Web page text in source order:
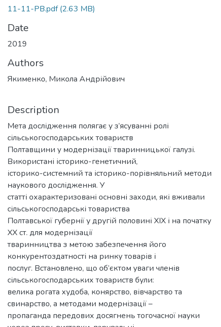
11-11-PB.pdf(2.63 MB)
Date
2019
Authors
Якименко, Микола Андрійович
Description
Мета дослідження полягає у з’ясуванні ролі
сільськогосподарських товариств
Полтавщини у модернізації тваринницької галузі.
Використані історико-генетичний,
історико-системний та історико-порівняльний методи
наукового дослідження. У
статті охарактеризовані основні заходи, які вживали
сільськогосподарські товариства
Полтавської губернії у другій половині ХІХ і на початку
ХХ ст. для модернізації
тваринництва з метою забезпечення його
конкурентоздатності на ринку товарів і
послуг. Встановлено, що об’єктом уваги членів
сільськогосподарських товариств були:
велика рогата худоба, конярство, вівчарство та
свинарство, а методами модернізації –
пропаганда передових досягнень тогочасної науки